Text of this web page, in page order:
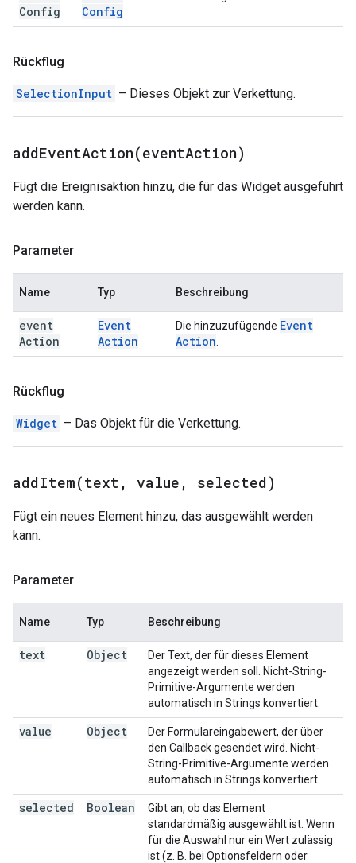
Config
Config
Rückflug
SelectionInput – Dieses Objekt zur Verkettung.
addEventAction(eventAction)
Fügt die Ereignisaktion hinzu, die für das Widget ausgeführt
werden kann.
Parameter
Name Typ Beschreibung
event
Action
Event
Action
Die hinzuzufügende Event
Action
Rückflug
Widget – Das Objekt für die Verkettung.
addItem(text , value , selected)
Fügt ein neues Element hinzu, das ausgewählt werden
kann.
Parameter
Name Typ Beschreibung
text Object
Der Text, der für dieses Element
angezeigt werden soll. Nicht-String-
Primitive-Argumente werden
automatisch in Strings konvertiert.
value Object
Der Formulareingabewert, der über
den Callback gesendet wird. Nicht-
String-Primitive-Argumente werden
automatisch in Strings konvertiert.
selected Boolean
Gibt an, ob das Element
standardmäßig ausgewählt ist. Wenn
für die Auswahl nur ein Wert zulässig
ist (z. B. bei Optionsfeldern oder